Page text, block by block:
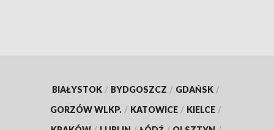
BIAŁYSTOK / BYDGOSZCZ / GDAŃSK /
GORZÓW WLKP. / KATOWICE / KIELCE /